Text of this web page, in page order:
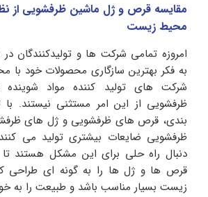
مقایسه قرص و ژل ماشین ظرفشویی از
محیط زیست
امروزه تمامی شرکت ها و
به فکر بهترین سازگاری محصولات خود
شرکت های تولید کننده مواد
ظرفشویی از این امر مستثنی نیستند.
بندی، قرص های ظرفشویی و ژل های
ظرفشویی ضایعات بیشتری تولید می
دنبال راه حلی برای این مشکل هستند تا
قرص ها و ژل ها را به گونه ای طراحی
زیست بسیار مناسب باشد و طبیعت را به